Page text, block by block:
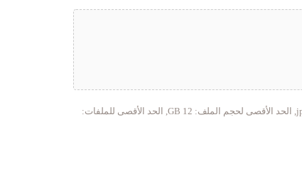
أنواع الملفات المقبولة: jpg, gif, png, pdf, الحد الأقصى لحجم الملف: 12 GB, الحد الأقصى للملفات: